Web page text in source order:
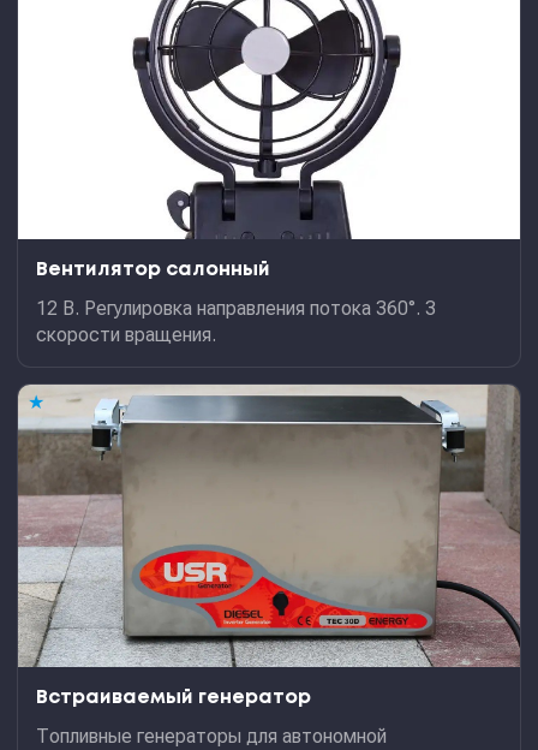
Вентилятор салонный
12 В. Регулировка направления потока 360°. 3
скорости вращения.
★
Встраиваемый генератор
Топливные генераторы для автономной